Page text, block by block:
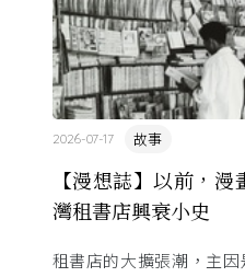
【漫想誌】以前，
灣租書店興衰小史
故事
2026-07-17
租書店的大擴張潮，主